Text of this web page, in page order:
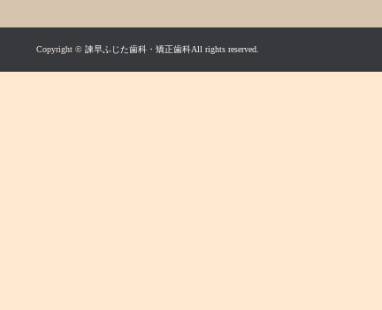
Copyright © 諫早ふじた歯科・矯正歯科All rights reserved.